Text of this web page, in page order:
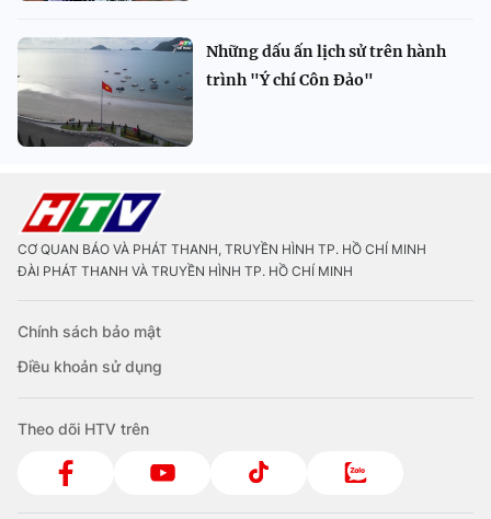
Những dấu ấn lịch sử trên hành
trình "Ý chí Côn Đảo"
CƠ QUAN BÁO VÀ PHÁT THANH, TRUYỀN HÌNH TP. HỒ CHÍ MINH
ĐÀI PHÁT THANH VÀ TRUYỀN HÌNH TP. HỒ CHÍ MINH
Chính sách bảo mật
Điều khoản sử dụng
Theo dõi HTV trên